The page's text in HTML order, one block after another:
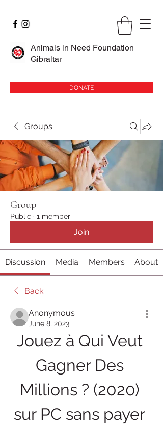
Animals in Need Foundation
Gibraltar
DONATE
Groups
Group
Public · 1 member
Join
Discussion Media Members About
Back
Anonymous
June 8, 2023
Jouez à Qui Veut
Gagner Des
Millions ? (2020)
sur PC sans payer